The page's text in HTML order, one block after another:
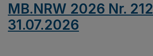
MB.NRW 2026 Nr.
31.07.2026